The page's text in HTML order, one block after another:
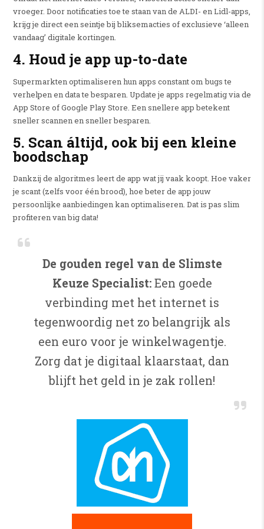
vroeger. Door notificaties toe te staan van de ALDI- en Lidl-apps,
krijg je direct een seintje bij bliksemacties of exclusieve ‘alleen
vandaag’ digitale kortingen.
4. Houd je app up-to-date
Supermarkten optimaliseren hun apps constant om bugs te
verhelpen en data te besparen. Update je apps regelmatig via de
App Store of Google Play Store. Een snellere app betekent
sneller scannen en sneller besparen.
5. Scan áltijd, ook bij een kleine
boodschap
Dankzij de algoritmes leert de app wat jij vaak koopt. Hoe vaker
je scant (zelfs voor één brood), hoe beter de app jouw
persoonlijke aanbiedingen kan optimaliseren. Dat is pas slim
profiteren van big data!
De gouden regel van de Slimste
Keuze Specialist:Een goede
verbinding met het internet is
tegenwoordig net zo belangrijk als
een euro voor je winkelwagentje.
Zorg dat je digitaal klaarstaat, dan
blijft het geld in je zak rollen!